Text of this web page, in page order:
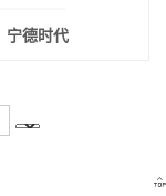
宁德时代
